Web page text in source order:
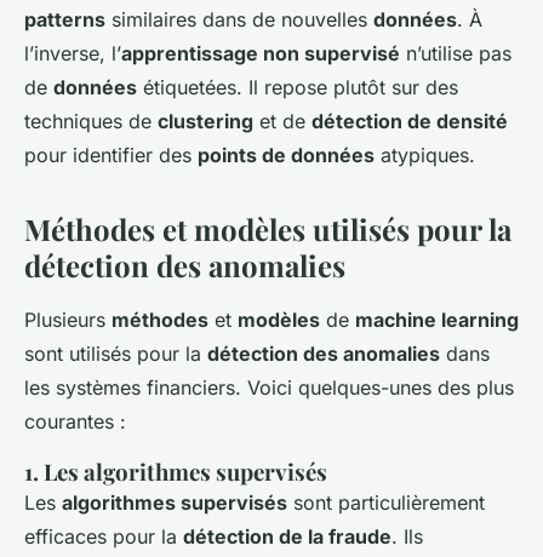
patterns similaires dans de nouvelles données. À
l’inverse, l’apprentissage non supervisé n’utilise pas
de données étiquetées. Il repose plutôt sur des
techniques de clustering et de détection de densité
pour identifier des points de données atypiques.
Méthodes et modèles utilisés pour la
détection des anomalies
Plusieurs méthodes et modèles de machine learning
sont utilisés pour la détection des anomalies dans
les systèmes financiers. Voici quelques-unes des plus
courantes :
1. Les algorithmes supervisés
Les algorithmes supervisés sont particulièrement
efficaces pour la détection de la fraude. Ils